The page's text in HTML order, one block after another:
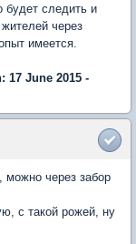
будет следить и
через
имеется.
17 June 2015 -
можно через забор
с такой рожей, ну